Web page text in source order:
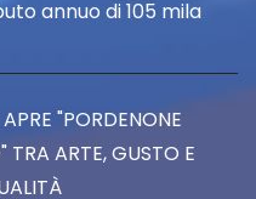
annuo di 105 mila
"PORDENONE
ARTE, GUSTO E